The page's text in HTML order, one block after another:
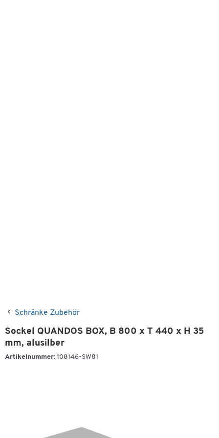
Schränke Zubehör
Sockel QUANDOS BOX, B 800 x T 440 x H 35
mm, alusilber
Artikelnummer: 108146-SW81